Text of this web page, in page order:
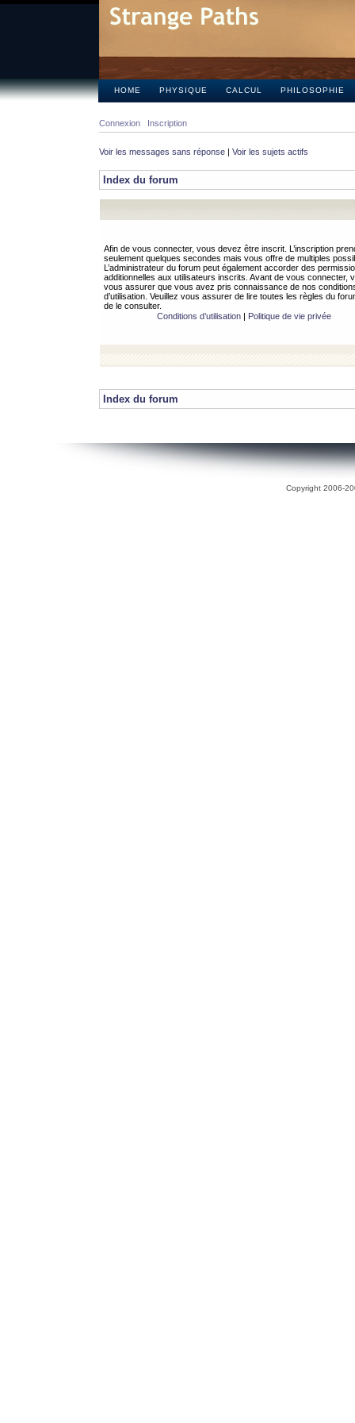
HOME PHYSIQUE CALCUL PHILOSOPHIE
Connexion Inscription
Voir les messages sans réponse | Voir les sujets actifs
Index du forum
Afin de vous connecter, vous devez être inscrit. L’inscription
seulement quelques secondes mais vous offre de multiples
L’administrateur du forum peut également accorder des
additionnelles aux utilisateurs inscrits. Avant de vous connecter,
vous assurer que vous avez pris connaissance de nos
d’utilisation. Veuillez vous assurer de lire toutes les règles du
de le consulter.
Conditions d’utilisation| Politique de vie privée
Index du forum
Copyright 2006-